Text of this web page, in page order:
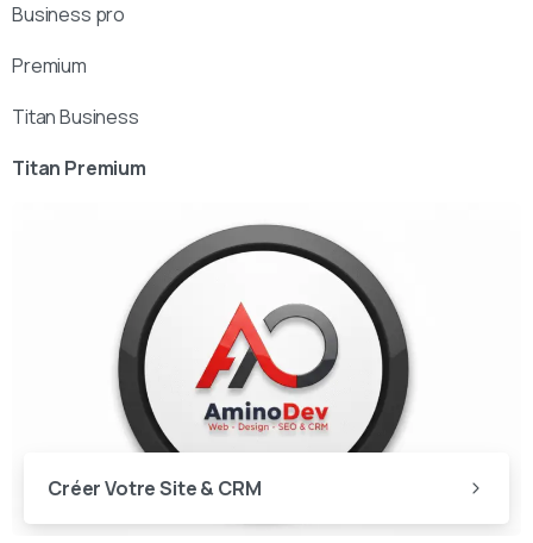
Business pro
Premium
Titan Business
Titan Premium
Créer Votre Site & CRM